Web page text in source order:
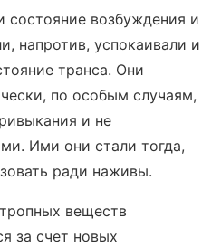
состояние возбуждения и
напротив, успокаивали и
транса. Они
по особым случаям,
и не
Ими они стали тогда,
ради наживы.
веществ
за счет новых